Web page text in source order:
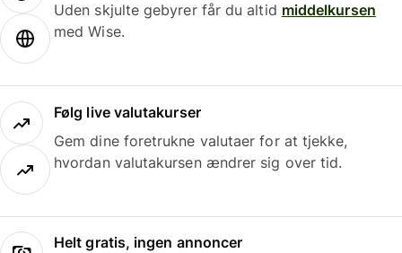
Uden skjulte gebyrer får du altid middelkursen
med Wise.
Følg live valutakurser
Gem dine foretrukne valutaer for at tjekke,
hvordan valutakursen ændrer sig over tid.
Helt gratis, ingen annoncer